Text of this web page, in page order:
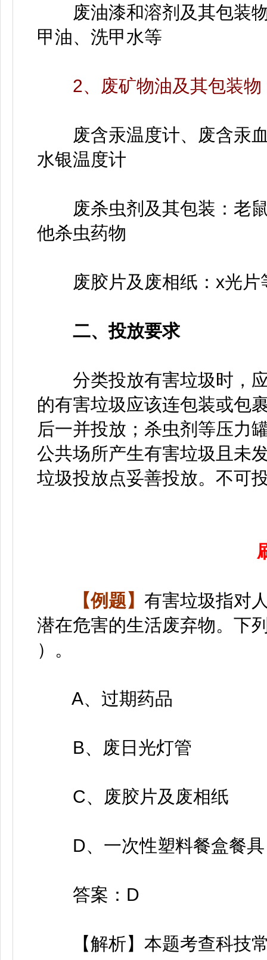
废油漆和溶剂及其包装物
甲油、洗甲水等
2、废矿物油及其包装物
废含汞温度计、废含汞血
水银温度计
废杀虫剂及其包装：老鼠
他杀虫药物
废胶片及废相纸：x光片
二、投放要求
分类投放有害垃圾时，应
的有害垃圾应该连包装或包
后一并投放；杀虫剂等压力
公共场所产生有害垃圾且未
垃圾投放点妥善投放。不可
【例题】 有害垃圾指对
潜在危害的生活废弃物。下
）。
A、过期药品
B、废日光灯管
C、废胶片及废相纸
D、一次性塑料餐盒餐具
答案：D
【解析】本题考查科技